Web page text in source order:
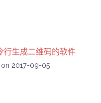
生成二维码的软件
2017-09-05